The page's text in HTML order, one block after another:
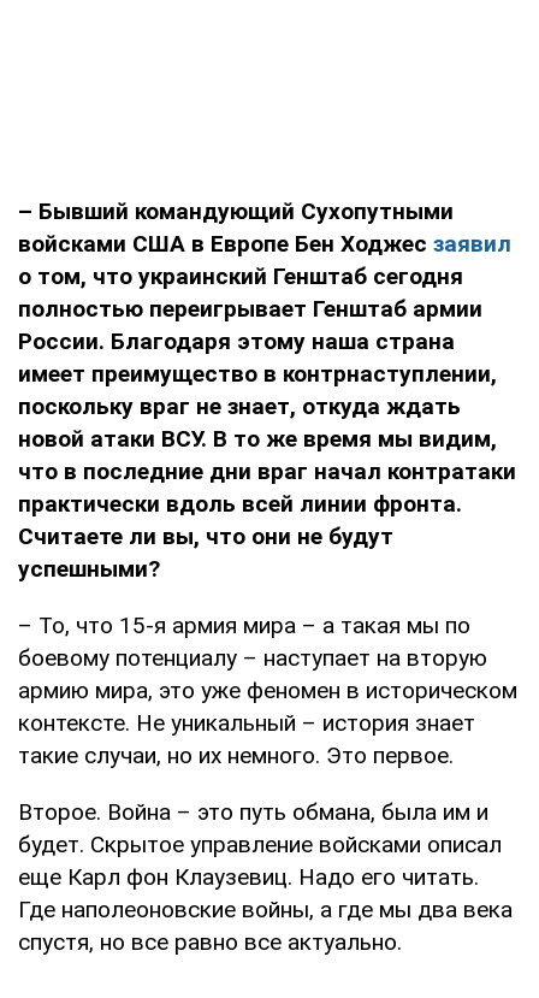
– Бывший командующий Сухопутными
войсками США в Европе Бен Ходжес заявил
о том, что украинский Генштаб сегодня
полностью переигрывает Генштаб армии
России. Благодаря этому наша страна
имеет преимущество в контрнаступлении,
поскольку враг не знает, откуда ждать
новой атаки ВСУ. В то же время мы видим,
что в последние дни враг начал контратаки
практически вдоль всей линии фронта.
Считаете ли вы, что они не будут
успешными?
– То, что 15-я армия мира – а такая мы по
боевому потенциалу – наступает на вторую
армию мира, это уже феномен в историческом
контексте. Не уникальный – история знает
такие случаи, но их немного. Это первое.
Второе. Война – это путь обмана, была им и
будет. Скрытое управление войсками описал
еще Карл фон Клаузевиц. Надо его читать.
Где наполеоновские войны, а где мы два века
спустя, но все равно все актуально.